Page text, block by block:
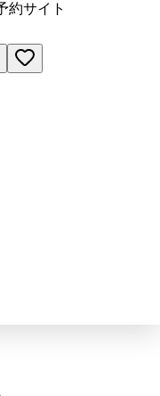
約サイト